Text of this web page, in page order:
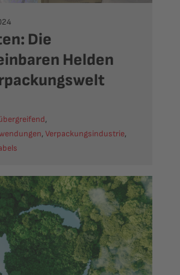
Die
Helden
,
, Verpackungsindustrie,